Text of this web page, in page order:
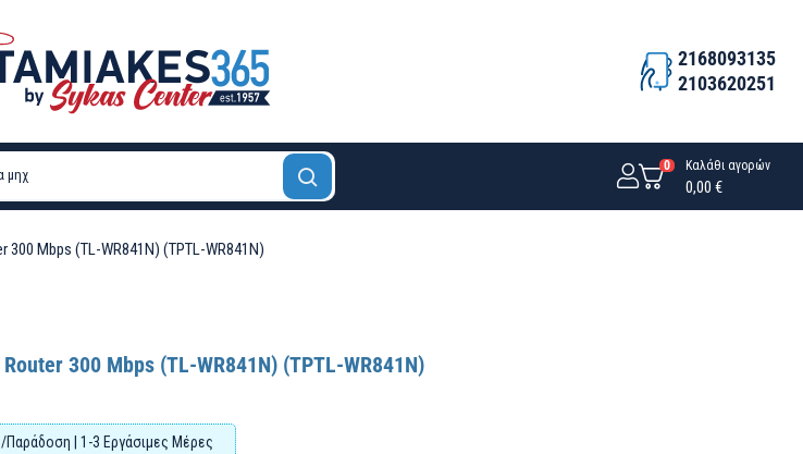
2168093135
2103620251
0 Καλάθι αγορών
0,00 €
300 Mbps (TL-WR841N) (TPTL-WR841N)
300 Mbps (TL-WR841N) (TPTL-WR841N)
| 1-3 Εργάσιμες Μέρες